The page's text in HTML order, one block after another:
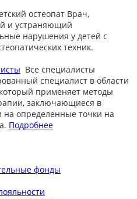
остеопат Врач,
и устраняющий
нарушения у детей с
техник.
Все специалисты
специалист в области
применяет методы
заключающиеся в
на определенные точки на
Подробнее
фонды